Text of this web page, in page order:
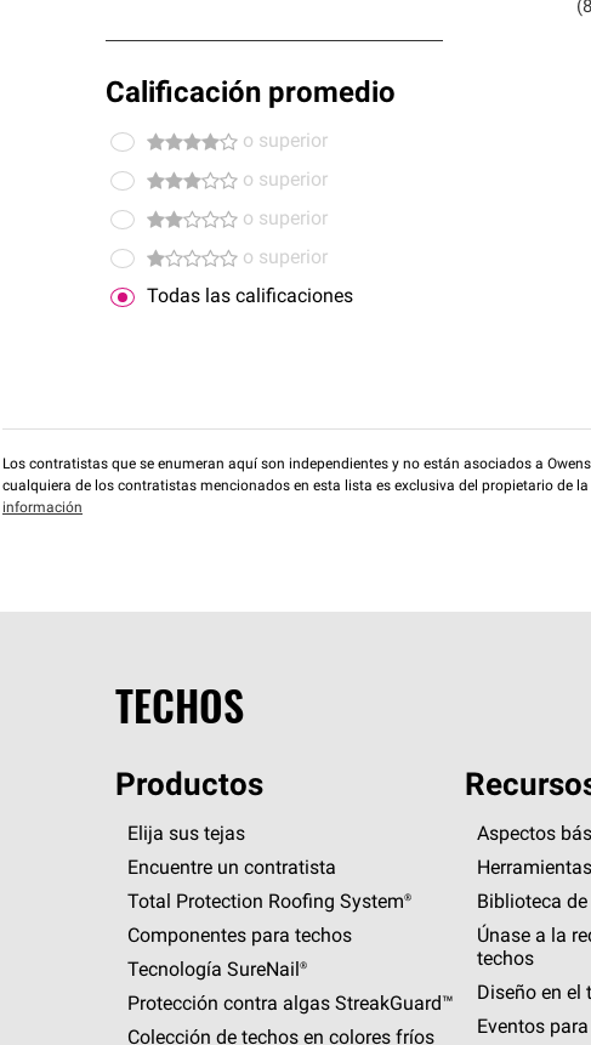
Calificación promedio
o superior
o superior
o superior
o superior
Todas las calificaciones
Los contratistas que se enumeran aquí son independientes y no están asociados a
cualquiera de los contratistas mencionados en esta lista es exclusiva del propietario de
información
TECHOS
Productos
Elija sus tejas
Encuentre un contratista
Total Protection Roofing System®
Componentes para techos
Tecnología SureNail®
Protección contra algas StreakGuard™
Colección de techos en colores fríos
Aspectos
Biblioteca
Únase a la
techos
Diseño en el
Eventos